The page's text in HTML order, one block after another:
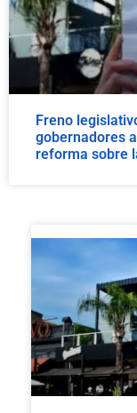
Freno
gobernadores
reforma sobre